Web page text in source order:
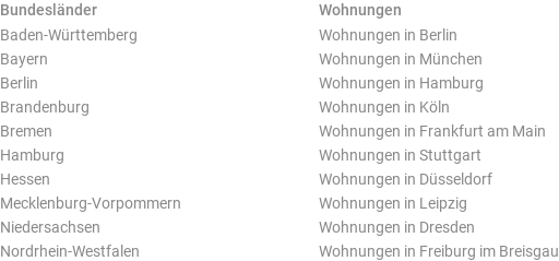
Bundesländer
Baden-Württemberg
Bayern
Berlin
Brandenburg
Bremen
Hamburg
Hessen
Mecklenburg-Vorpommern
Niedersachsen
Nordrhein-Westfalen
Wohnungen
Wohnungen in Berlin
Wohnungen in München
Wohnungen in Hamburg
Wohnungen in Köln
Wohnungen in Frankfurt am Main
Wohnungen in Stuttgart
Wohnungen in Düsseldorf
Wohnungen in Leipzig
Wohnungen in Dresden
Wohnungen in Freiburg im Breisgau